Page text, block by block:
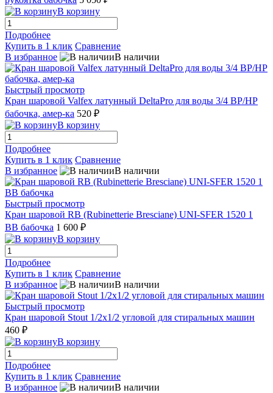
В корзину
Подробнее
Купить в 1 клик Сравнение
В избранное
В наличии
Быстрый просмотр
Кран шаровой Valfex латунный DeltaPro для воды 3/4 ВР/НР
бабочка, амер-ка 520 ₽
В корзину
Подробнее
Купить в 1 клик Сравнение
В избранное
В наличии
Быстрый просмотр
Кран шаровой RB (Rubinetterie Bresciane) UNI-SFER 1520 1
ВВ бабочка 1 600 ₽
В корзину
Подробнее
Купить в 1 клик Сравнение
В избранное
В наличии
Быстрый просмотр
Кран шаровой Stout 1/2x1/2 угловой для стиральных машин
460 ₽
В корзину
Подробнее
Купить в 1 клик Сравнение
В избранное
В наличии